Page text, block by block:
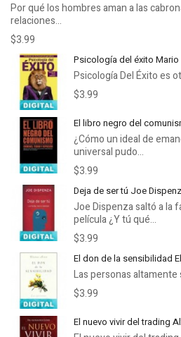
Por qué los hombres aman a las
relaciones...
$3.99
Psicología del éxito Mario
Psicología Del Éxito es
$3.99
El libro negro del
¿Cómo un ideal de
universal pudo...
$3.99
Deja de ser tú Joe
Joe Dispenza saltó a la
película ¿Y tú qué...
$3.99
El don de la sensibilidad
Las personas altamente
$3.99
El nuevo vivir del trading